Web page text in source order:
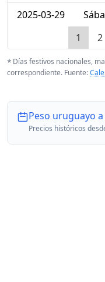
2025-03-29
1
2
* Días festivos nacionales,
correspondiente. Fuente:
Peso uruguayo
Precios históricos